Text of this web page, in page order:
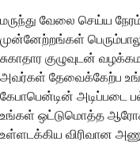
மருந்து வேலை செய்ய
முன்னேற்றங்கள்
சுகாதார குழுவுடன்
அவர்கள் தேவைக்கேற்ப
கேபாபென்டின் அடிப்படை
உங்கள் ஒட்டுமொத்த
உள்ளடக்கிய விரிவான